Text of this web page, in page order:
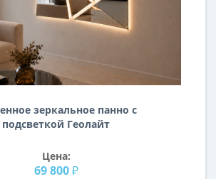
зеркальное панно с
подсветкой Геолайт
Цена:
69 800 ₽